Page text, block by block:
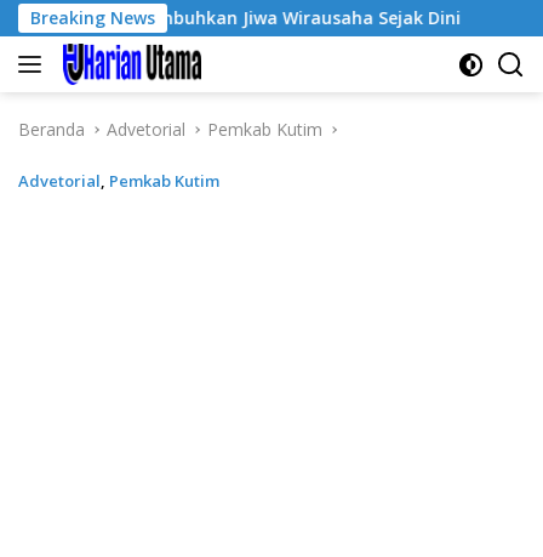
Langsung
ke
konten
Breaking News
3, Tumbuhkan Jiwa Wirausaha Sejak Dini GratisPol
Beranda Advetorial Pemkab Kutim
Advetorial, Pemkab Kutim